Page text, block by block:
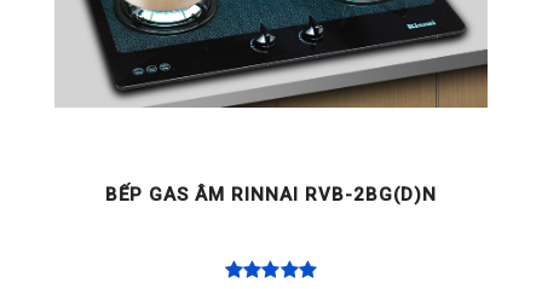
BẾP GAS ÂM RINNAI RVB-2BG(D)N